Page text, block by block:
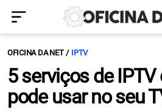
OFICINA DA NET IPTV
5 serviços de IPTV
pode usar no seu